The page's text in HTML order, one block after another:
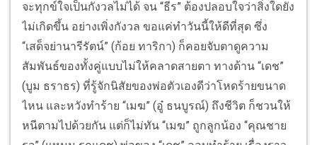
จะทุกข์ใจเป็นกังวลไม่ได้ จน “ธีร” ต้องปลอบใจว่าสิ่งใดยัง
ไม่เกิดขึ้น อย่างเพิ่งกังวล ขอแค่ทำวันนี้ให้ดีที่สุด ซึ่ง
“เสด็จย่านารีรัตน์” (ก้อย ทาริกา) ก็คอยจับตาดูความ
สัมพันธ์ของทั้งคู่แบบไม่ให้คลาดสายตา ทางด้าน “เดช”
(บูม ธราธร) ที่รู้จักนิสัยของพ่อตัวเองดีว่าโหดร้ายขนาด
ไหน และหวังทำร้าย “เมฆ” (อู๋ ธนบูรณ์) ถึงชีวิต ก็ชวนให้
หนีตามไปด้วยกัน แต่ก็ไม่ทัน “เมฆ” ถูกลูกน้อง “คุณชาย